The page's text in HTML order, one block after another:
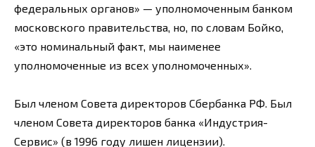
федеральных органов» — уполномоченным банком
московского правительства, но, по словам Бойко,
«это номинальный факт, мы наименее
уполномоченные из всех уполномоченных».
Был членом Совета директоров Сбербанка РФ. Был
членом Совета директоров банка «Индустрия-
Сервис» (в 1996 году лишен лицензии).